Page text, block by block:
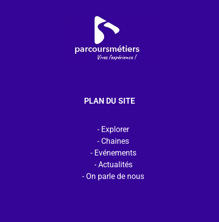
PLAN DU SITE
Explorer
Chaines
Evénements
Actualités
On parle de nous